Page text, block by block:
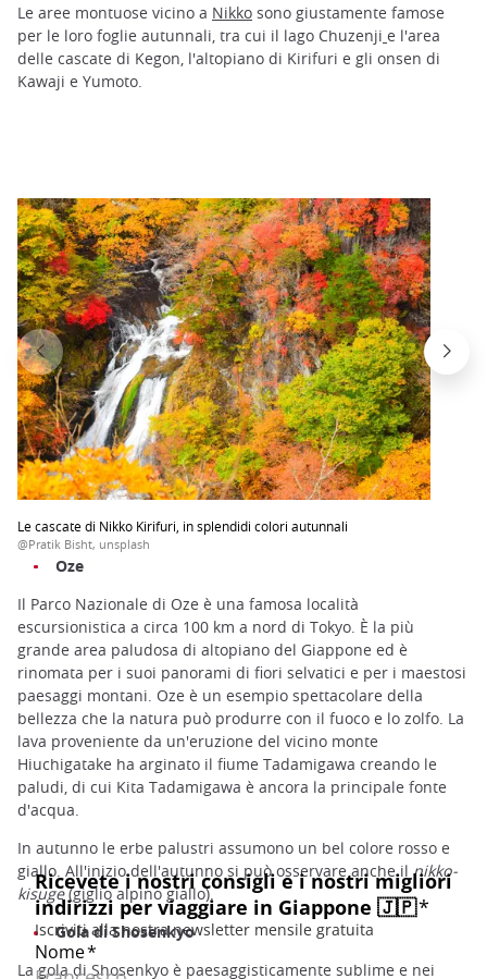
Le aree montuose vicino a Nikko sono giustamente famose
per le loro foglie autunnali, tra cui il lago Chuzenji e l'area
delle cascate di Kegon, l'altopiano di Kirifuri e gli onsen di
Kawaji e Yumoto.
Le cascate di Nikko Kirifuri, in splendidi colori autunnali
@Pratik Bisht, unsplash
Oze
Il Parco Nazionale di Oze è una famosa località
escursionistica a circa 100 km a nord di Tokyo. È la più
grande area paludosa di altopiano del Giappone ed è
rinomata per i suoi panorami di fiori selvatici e per i maestosi
paesaggi montani. Oze è un esempio spettacolare della
bellezza che la natura può produrre con il fuoco e lo zolfo. La
lava proveniente da un'eruzione del vicino monte
Hiuchigatake ha arginato il fiume Tadamigawa creando le
paludi, di cui Kita Tadamigawa è ancora la principale fonte
d'acqua.
In autunno le erbe palustri assumono un bel colore rosso e
giallo. All'inizio dell'autunno si può osservare anche il nikko-
kisuge(giglio alpino giallo).
Gola di Shosenkyo
La gola di Shosenkyo è paesaggisticamente sublime e nei